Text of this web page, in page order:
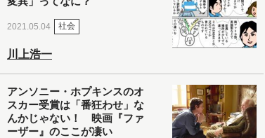
2021.05.04 社会
川上浩一
アンソニー・ホプキンスのオ
スカー受賞は「番狂わせ」な
んかじゃない！ 映画『ファ
ーザー』のここが凄い